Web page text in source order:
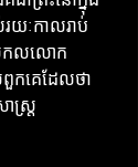
ៈកាលរាប់
កលលោក
កគេដែលថា
ស្ត្រ